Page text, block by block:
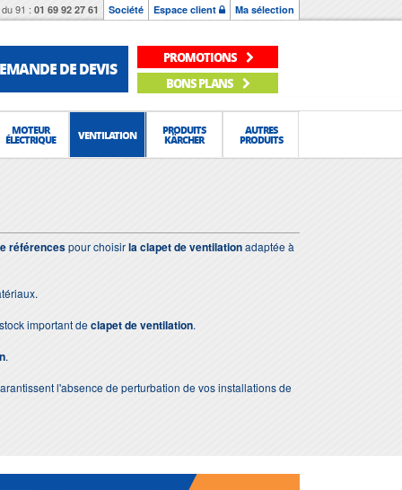
91 : 01 69 92 27 61 Société Espace client Ma sélection
DE DEVIS
PROMOTIONS
BONS PLANS
MOTEUR
ÉLECTRIQUE VENTILATION PRODUITS
KÄRCHER
AUTRES
PRODUITS
référencespour choisirla clapet de ventilationadaptée à
important declapet de ventilation.
.
l'absence de perturbation de vos installations de